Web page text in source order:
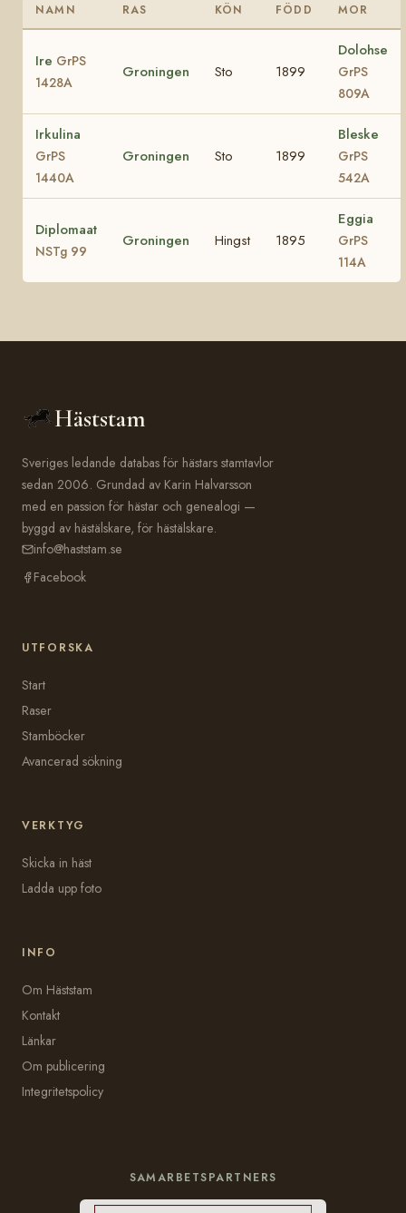
NAMN RAS KÖN FÖDD MOR
Ire GrPS
1428A
Groningen Sto 1899
Dolohse
GrPS
809A
Irkulina
GrPS
1440A
Groningen Sto 1899
Bleske
GrPS
542A
Diplomaat
NSTg 99
Groningen Hingst 1895
Eggia
GrPS
114A
Häststam
Sveriges ledande databas för hästars stamtavlor
sedan 2006. Grundad av Karin Halvarsson
med en passion för hästar och genealogi —
byggd av hästälskare, för hästälskare.
info@haststam.se
Facebook
UTFORSKA
Start
Raser
Stamböcker
Avancerad sökning
VERKTYG
Skicka in häst
Ladda upp foto
INFO
Om Häststam
Kontakt
Länkar
Om publicering
Integritetspolicy
SAMARBETSPARTNERS